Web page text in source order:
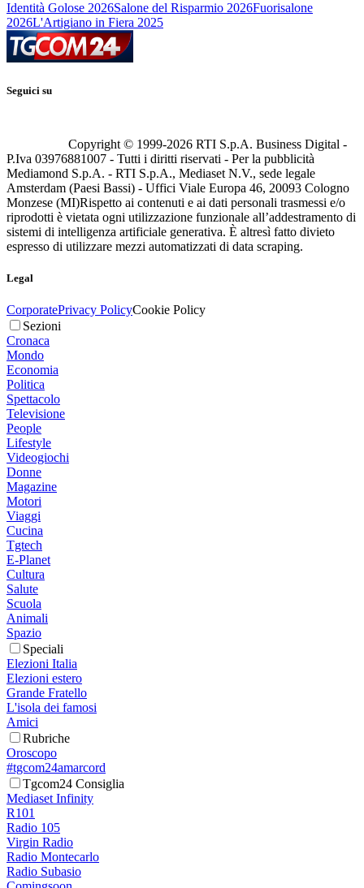
Identità Golose 2026Salone del Risparmio 2026Fuorisalone
2026L'Artigiano in Fiera 2025
Seguici su
Copyright © 1999-2026 RTI S.p.A. Business Digital -
P.Iva 03976881007 - Tutti i diritti riservati - Per la pubblicità
Mediamond S.p.A. - RTI S.p.A., Mediaset N.V., sede legale
Amsterdam (Paesi Bassi) - Uffici Viale Europa 46, 20093 Cologno
Monzese (MI)Rispetto ai contenuti e ai dati personali trasmessi e/o
riprodotti è vietata ogni utilizzazione funzionale all’addestramento di
sistemi di intelligenza artificiale generativa. È altresì fatto divieto
espresso di utilizzare mezzi automatizzati di data scraping.
Legal
CorporatePrivacy PolicyCookie Policy
Sezioni
Cronaca
Mondo
Economia
Politica
Spettacolo
Televisione
People
Lifestyle
Videogiochi
Donne
Magazine
Motori
Viaggi
Cucina
Tgtech
E-Planet
Cultura
Salute
Scuola
Animali
Spazio
Speciali
Elezioni Italia
Elezioni estero
Grande Fratello
L'isola dei famosi
Amici
Rubriche
Oroscopo
#tgcom24amarcord
Tgcom24 Consiglia
Mediaset Infinity
R101
Radio 105
Virgin Radio
Radio Montecarlo
Radio Subasio